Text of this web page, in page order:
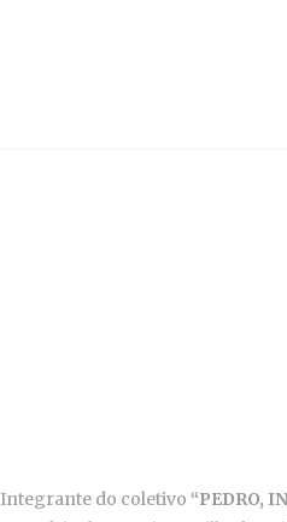
Integrante do coletivo “PEDRO,